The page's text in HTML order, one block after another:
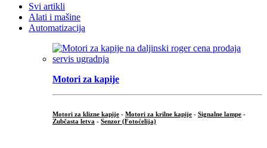
Svi artikli
Alati i mašine
Automatizacija
Motori za kapije
Motori za klizne kapije - Motori za krilne kapije - Signalne lampe -
Zubčasta letva - Senzor (Fotoćelija)